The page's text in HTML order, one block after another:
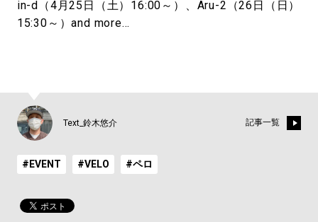
in-d（4月25日（土）16:00～）、Aru-2（26日（日）
15:30～）and more…
Text_鈴木悠介 記事一覧
#EVENT #VELO #ペロ